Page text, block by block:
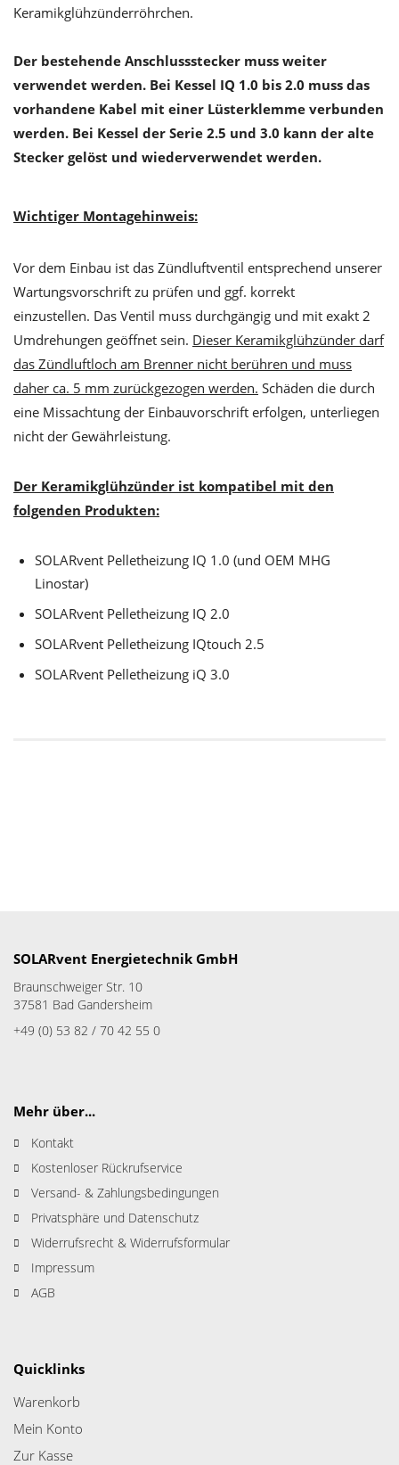
Keramikglühzünderröhrchen.
Der bestehende Anschlussstecker muss weiter
verwendet werden. Bei Kessel IQ 1.0 bis 2.0 muss das
vorhandene Kabel mit einer Lüsterklemme verbunden
werden. Bei Kessel der Serie 2.5 und 3.0 kann der alte
Stecker gelöst und wiederverwendet werden.
Wichtiger Montagehinweis:
Vor dem Einbau ist das Zündluftventil entsprechend unserer
Wartungsvorschrift zu prüfen und ggf. korrekt
einzustellen. Das Ventil muss durchgängig und mit exakt 2
Umdrehungen geöffnet sein. Dieser Keramikglühzünder darf
das Zündluftloch am Brenner nicht berühren und muss
daher ca. 5 mm zurückgezogen werden. Schäden die durch
eine Missachtung der Einbauvorschrift erfolgen, unterliegen
nicht der Gewährleistung.
Der Keramikglühzünder ist kompatibel mit den
folgenden Produkten:
SOLARvent Pelletheizung IQ 1.0 (und OEM MHG
Linostar)
SOLARvent Pelletheizung IQ 2.0
SOLARvent Pelletheizung IQtouch 2.5
SOLARvent Pelletheizung iQ 3.0
SOLARvent Energietechnik GmbH
Braunschweiger Str. 10
37581 Bad Gandersheim
+49 (0) 53 82 / 70 42 55 0
Mehr über...
Kontakt
Kostenloser Rückrufservice
Versand- & Zahlungsbedingungen
Privatsphäre und Datenschutz
Widerrufsrecht & Widerrufsformular
Impressum
AGB
Quicklinks
Warenkorb
Mein Konto
Zur Kasse